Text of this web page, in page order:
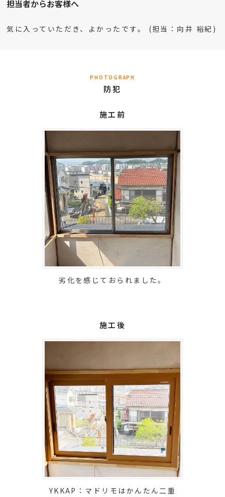
担当者からお客様へ
気に入っていただき、よかったです。 (担当：向井 裕紀)
PHOTOGRAPH
防犯
施工前
劣化を感じておられました。
施工後
YKKAP：マドリモはかんたん二重